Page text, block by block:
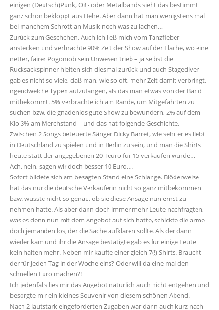
einigen (Deutsch)Punk, Oi! - oder Metalbands sieht das bestimmt
ganz schön bekloppt aus Hehe. Aber dann hat man wenigstens mal
bei manchem Schrott an Musik noch was zu lachen…
Zurück zum Geschehen. Auch ich ließ mich vom Tanzfieber
anstecken und verbrachte 90% Zeit der Show auf der Fläche, wo eine
netter, fairer Pogomob sein Unwesen trieb – ja selbst die
Rucksackspinner hielten sich diesmal zurück und auch Stagediver
gab es nicht so viele, daß man, wie so oft, mehr Zeit damit verbringt,
irgendwelche Typen aufzufangen, als das man etwas von der Band
mitbekommt. 5% verbrachte ich am Rande, um Mitgefährten zu
suchen bzw. die gnadenlos gute Show zu bewundern, 2% auf dem
Klo 3% am Merchstand – und das hat folgende Geschichte.
Zwischen 2 Songs beteuerte Sänger Dicky Barret, wie sehr er es liebt
in Deutschland zu spielen und in Berlin zu sein, und man die Shirts
heute statt der angegebenen 20 Teuro für 15 verkaufen würde… -
Ach, nein, sagen wir doch besser 10 Euro….
Sofort bildete sich am besagten Stand eine Schlange. Blöderweise
hat das nur die deutsche Verkäuferin nicht so ganz mitbekommen
bzw. wusste nicht so genau, ob sie diese Ansage nun ernst zu
nehmen hatte. Als aber dann doch immer mehr Leute nachfragten,
was es denn nun mit dem Angebot auf sich hatte, schickte die arme
doch jemanden los, der die Sache aufklären sollte. Als der dann
wieder kam und ihr die Ansage bestätigte gab es für einige Leute
kein halten mehr. Neben mir kaufte einer gleich 7(!) Shirts. Braucht
der für jeden Tag in der Woche eins? Oder will da eine mal den
schnellen Euro machen?!
Ich jedenfalls lies mir das Angebot natürlich auch nicht entgehen und
besorgte mir ein kleines Souvenir von diesem schönen Abend.
Nach 2 lautstark eingeforderten Zugaben war dann auch kurz nach